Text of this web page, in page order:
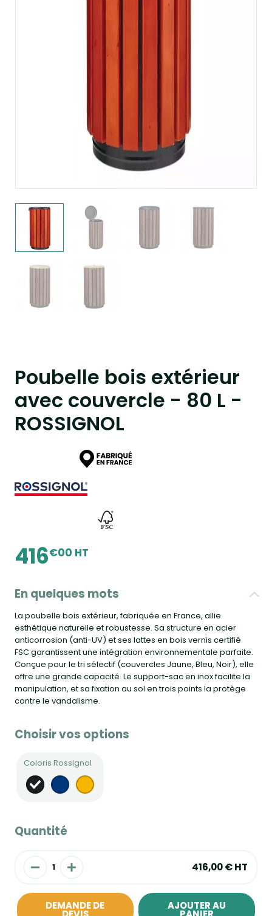
Poubelle bois extérieur
avec couvercle - 80 L -
ROSSIGNOL
416€00 HT
En quelques mots
La poubelle bois extérieur, fabriquée en France, allie
esthétique naturelle et robustesse. Sa structure en acier
anticorrosion (anti-UV) et ses lattes en bois vernis certifié
FSC garantissent une intégration environnementale parfaite.
Conçue pour le tri sélectif (couvercles Jaune, Bleu, Noir), elle
offre une grande capacité. Le support-sac en inox facilite la
manipulation, et sa fixation au sol en trois points la protège
contre le vandalisme.
Choisir vos options
Coloris Rossignol
Quantité
416,00 €HT
DEMANDE DE AJOUTER AU